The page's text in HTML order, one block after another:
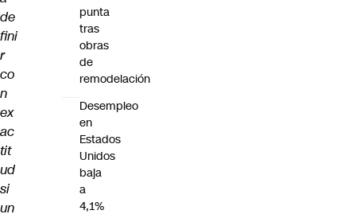
de
fini
r
co
n
ex
ac
tit
ud
si
un
punta
tras
obras
de
remodelación
Desempleo
en
Estados
Unidos
baja
a
4,1%